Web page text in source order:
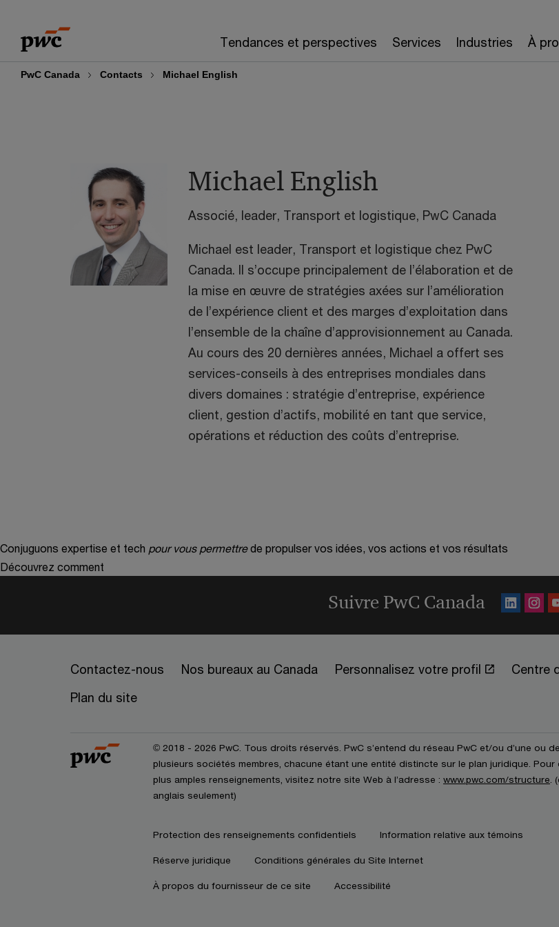
content
footer
Tendances et perspectives Services Industries À
PwC Canada Contacts Michael English
Michael English
Associé, leader, Transport et logistique, PwC Canada
Michael est leader, Transport et logistique chez PwC
Canada. Il s’occupe principalement de l’élaboration et de
la mise en œuvre de stratégies axées sur l’amélioration
de l’expérience client et des marges d’exploitation dans
l’ensemble de la chaîne d’approvisionnement au Canada.
Au cours des 20 dernières années, Michael a offert ses
services-conseils à des entreprises mondiales dans
divers domaines : stratégie d’entreprise, expérience
client, gestion d’actifs, mobilité en tant que service,
opérations et réduction des coûts d’entreprise.
Conjuguons expertise et tech pour vous permettre de propulser vos idées, vos actions et vos résultats
Découvrez comment
Suivre PwC Canada
Contactez-nous Nos bureaux au Canada Personnalisez votre profil Centre
Plan du site
© 2018 - 2026 PwC. Tous droits réservés. PwC s’entend du réseau PwC et/ou d’une ou de
plusieurs sociétés membres, chacune étant une entité distincte sur le plan juridique. Pour
plus amples renseignements, visitez notre site Web à l’adresse : www.pwc.com/structure .
anglais seulement)
Protection des renseignements confidentiels Information relative aux témoins
Réserve juridique Conditions générales du Site Internet
À propos du fournisseur de ce site Accessibilité